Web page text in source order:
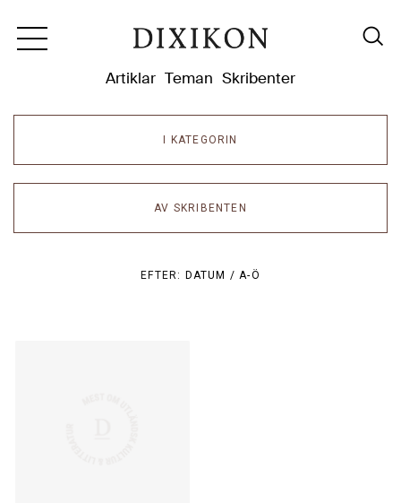
Artiklar Teman Skribenter
I KATEGORIN
AV SKRIBENTEN
EFTER: DATUM /A-Ö